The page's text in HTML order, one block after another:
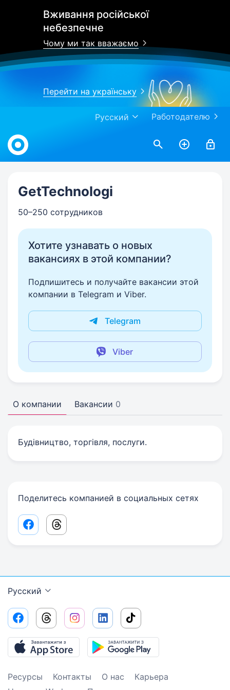
Вживання російської
небезпечне
Чому ми так вважаємо
Перейти на українську
Работодателю
Русский
Work.ua
GetTechnologi
50–250 сотрудников
Хотите узнавать о новых
вакансиях в этой компании?
Подпишитесь и получайте вакансии этой
компании в Telegram и Viber.
Telegram
Viber
О компании Вакансии 0
Будівництво, торгівля, послуги.
Поделитесь компанией в социальных сетях
Facebook share link
Threads share link
Русский
Ресурсы Контакты О нас
Карьера